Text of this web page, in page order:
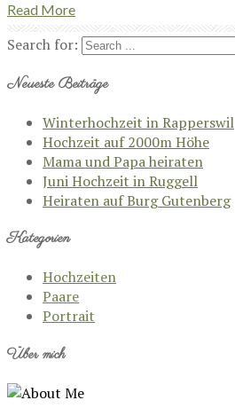
Read More
Search for:
Neueste Beiträge
Winterhochzeit in Rapperswil
Hochzeit auf 2000m Höhe
Mama und Papa heiraten
Juni Hochzeit in Ruggell
Heiraten auf Burg Gutenberg
Kategorien
Hochzeiten
Paare
Portrait
Über mich